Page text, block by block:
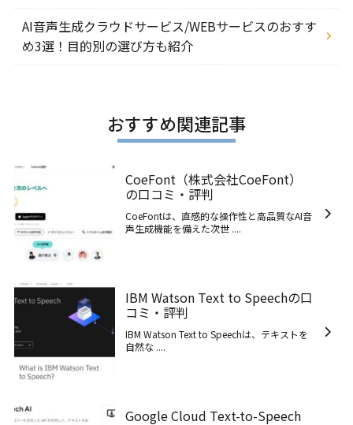
AI音声生成クラウドサービス/WEBサービスのおすす
め3選！目的別の選び方も紹介
おすすめ関連記事
CoeFont（株式会社CoeFont）
の口コミ・評判
CoeFontは、直感的な操作性と高品質なAI音
声生成機能を備えた次世 ....
IBM Watson Text to Speechの口
コミ・評判
IBM Watson Text to Speechは、テキストを
自然な ....
Google Cloud Text-to-Speech